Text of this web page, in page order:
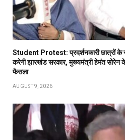
Student Protest: प्रदर्शनकारी छात्रों के
करेगी झारखंड सरकार, मुख्यमंत्री हेमंत
फैसला
AUGUST 9, 2026